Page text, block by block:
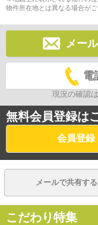
物件所在地とは異なる場合がご
メー
電
現況の確認
無料会員登録は
会員登録
メールで共有する
こだわり特集